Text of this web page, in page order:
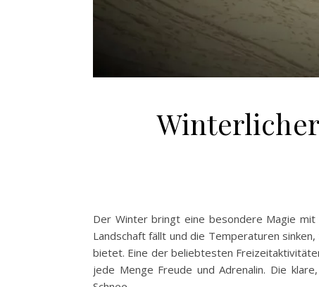
Der Winter bringt eine besondere Magie mit
Landschaft fällt und die Temperaturen
bietet. Eine der beliebtesten
jede Menge Freude und Adrenalin. Die